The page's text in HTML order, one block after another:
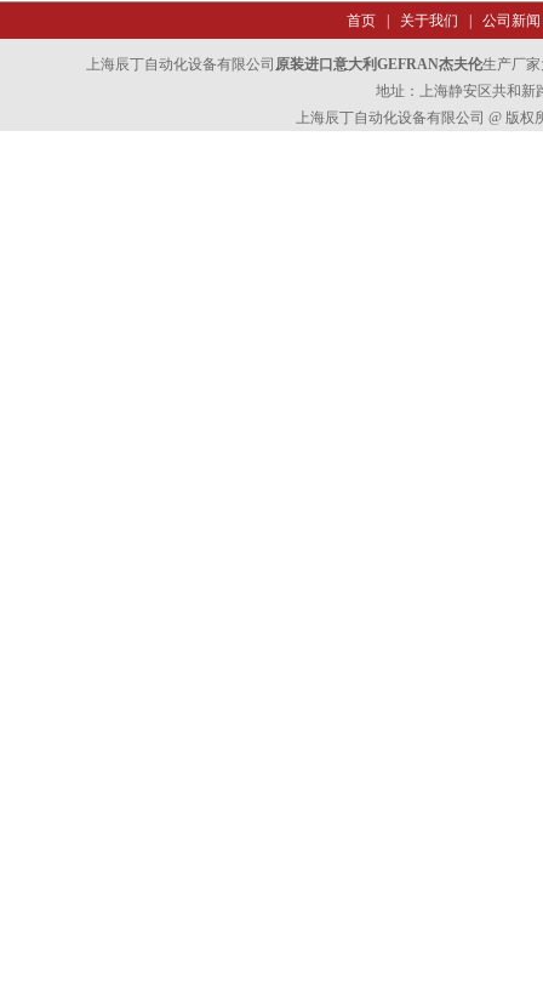
首页| 关于我们 公司新闻
上海辰丁自动化设备有限公司 原装进口意大利GEFRAN杰夫伦生产厂
地址：上海静安区共和新
上海辰丁自动化设备有限公司 @ 版权